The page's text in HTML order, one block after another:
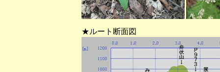
★ルート断面図